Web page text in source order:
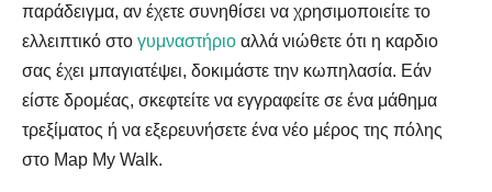
παράδειγμα, αν έχετε συνηθίσει να χρησιμοποιείτε το
ελλειπτικό στο γυμναστήριο αλλά νιώθετε ότι η καρδιο
σας έχει μπαγιατέψει, δοκιμάστε την κωπηλασία. Εάν
είστε δρομέας, σκεφτείτε να εγγραφείτε σε ένα μάθημα
τρεξίματος ή να εξερευνήσετε ένα νέο μέρος της πόλης
στο Map My Walk.